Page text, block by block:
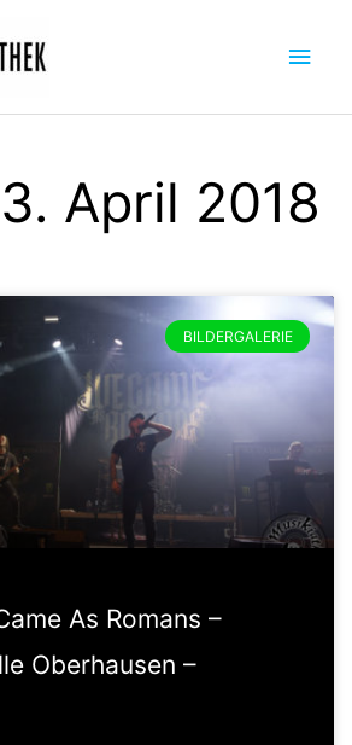
April 2018
BILDERGALERIE
As Romans –
Oberhausen –